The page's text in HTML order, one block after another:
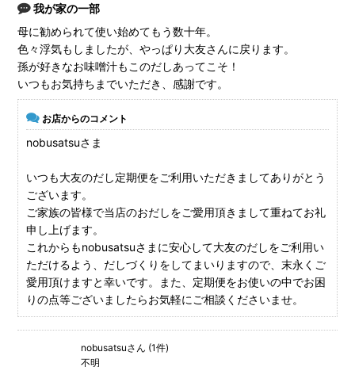
我が家の一部
母に勧められて使い始めてもう数十年。
色々浮気もしましたが、やっぱり大友さんに戻ります。
孫が好きなお味噌汁もこのだしあってこそ！
いつもお気持ちまでいただき、感謝です。
お店からのコメント
nobusatsuさま
いつも大友のだし定期便をご利用いただきましてありがとう
ございます。
ご家族の皆様で当店のおだしをご愛用頂きまして重ねてお礼
申し上げます。
これからもnobusatsuさまに安心して大友のだしをご利用い
ただけるよう、だしづくりをしてまいりますので、末永くご
愛用頂けますと幸いです。また、定期便をお使いの中でお困
りの点等ございましたらお気軽にご相談くださいませ。
nobusatsuさん (1件)
不明